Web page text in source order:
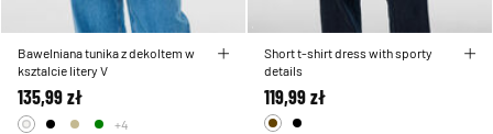
Bawelniana tunika z dekoltem w
ksztalcie litery V
135,99 zł
+4
Short t-shirt dress with sporty
details
119,99 zł